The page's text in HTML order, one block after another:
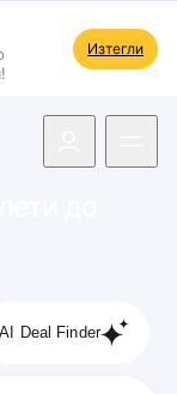
Изтегли
AI Deal Finder